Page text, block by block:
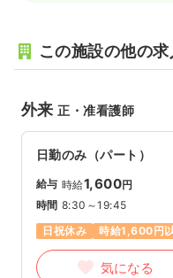
この施設の他の求
外来正・准看護師
日勤のみ（パート）
給与 時給1,600円
時間 8:30～19:45
日祝休み
時給1,600円
気になる